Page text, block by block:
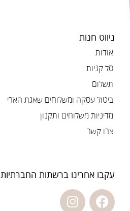
ניווט חנות
אודות
סל קניות
תשלום
ביטול עסקה ומשלוחים שאגת הארי
מדיניות משלוחים ותקנון
צרו קשר
עקבו אחרינו ברשתות החברתיות